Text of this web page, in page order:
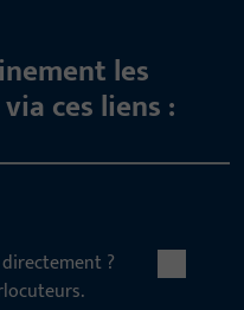
les
ces liens :
?